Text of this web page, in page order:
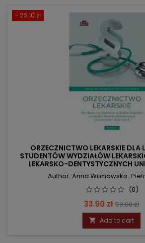
- 25.10 zł
ORZECZNICTWO LEKARSKIE DLA
STUDENTÓW WYDZIAŁÓW
LEKARSKO-DENTYSTYCZNYCH
MEDYCZN
Author: Anna Wilmowska-
(0)
Price
33.90 zł Regular
price
59.00 zł
 Add to cart